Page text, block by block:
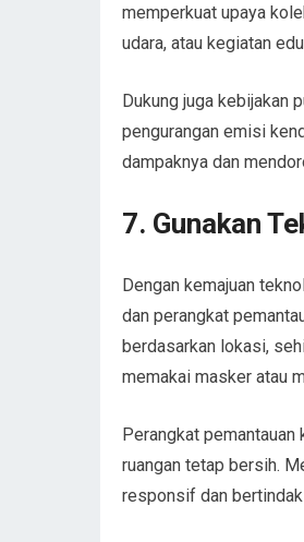
memperkuat upaya
udara, atau kegiatan
Dukung juga kebijakan
pengurangan emisi
dampaknya dan
7. Gunakan
Dengan kemajuan
dan perangkat
berdasarkan lokasi,
memakai masker atau
Perangkat
ruangan tetap bersih.
responsif dan